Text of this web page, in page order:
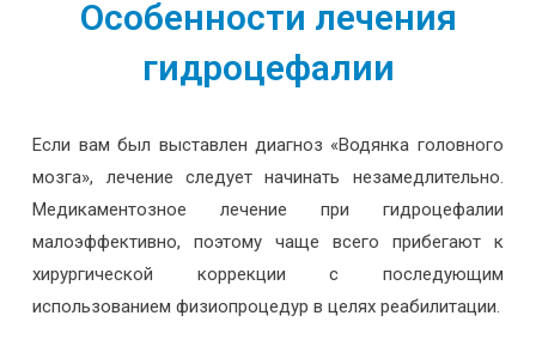
Особенности лечения
гидроцефалии
Если вам был выставлен диагноз «Водянка головного
мозга», лечение следует начинать незамедлительно.
Медикаментозное лечение при гидроцефалии
малоэффективно, поэтому чаще всего прибегают к
хирургической коррекции с последующим
использованием физиопроцедур в целях реабилитации.